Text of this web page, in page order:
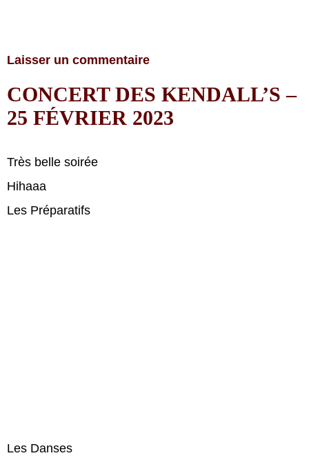
Laisser un commentaire
CONCERT DES KENDALL’S –
25 FÉVRIER 2023
Très belle soirée
Hihaaa
Les Préparatifs
Les Danses